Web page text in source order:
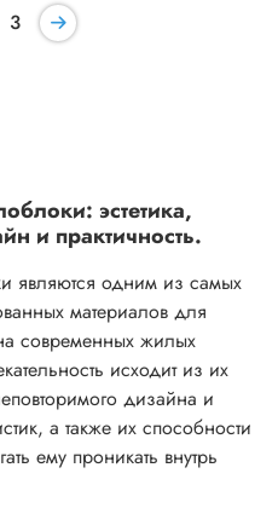
3
эстетика,
и практичность.
являются одним из самых
материалов для
современных жилых
исходит из их
дизайна и
а также их способности
ему проникать внутрь